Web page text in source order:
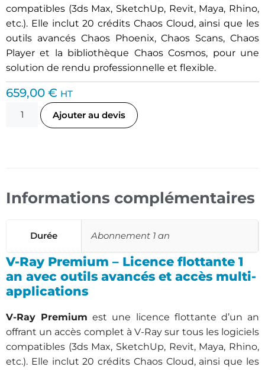
compatibles (3ds Max, SketchUp, Revit, Maya, Rhino,
etc.). Elle inclut 20 crédits Chaos Cloud, ainsi que les
outils avancés Chaos Phoenix, Chaos Scans, Chaos
Player et la bibliothèque Chaos Cosmos, pour une
solution de rendu professionnelle et flexible.
659,00 € HT
Ajouter au devis
Informations complémentaires
Durée Abonnement 1 an
V-Ray Premium – Licence flottante 1
an avec outils avancés et accès multi-
applications
V-Ray Premium est une licence flottante d’un an
offrant un accès complet à V-Ray sur tous les logiciels
compatibles (3ds Max, SketchUp, Revit, Maya, Rhino,
etc.). Elle inclut 20 crédits Chaos Cloud, ainsi que les